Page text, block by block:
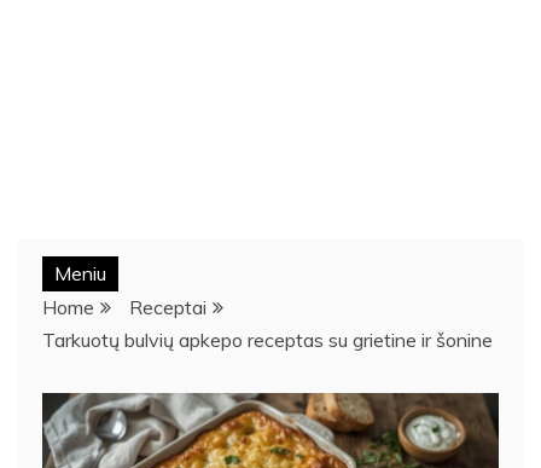
Meniu
Home
Receptai
Tarkuotų bulvių apkepo receptas su grietine ir šonine